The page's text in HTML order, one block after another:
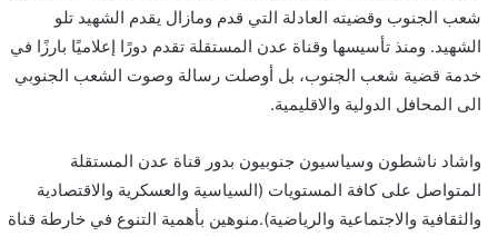
شعب الجنوب وقضيته العادلة التي قدم ومازال يقدم الشهيد تلو
الشهيد. ومنذ تأسيسها وقناة عدن المستقلة تقدم دورًا إعلاميًا بارزًا في
خدمة قضية شعب الجنوب، بل أوصلت رسالة وصوت الشعب الجنوبي
الى المحافل الدولية والاقليمية.
واشاد ناشطون وسياسيون جنوبيون بدور قناة عدن المستقلة
المتواصل على كافة المستويات (السياسية والعسكرية والاقتصادية
والثقافية والاجتماعية والرياضية).منوهين بأهمية التنوع في خارطة قناة